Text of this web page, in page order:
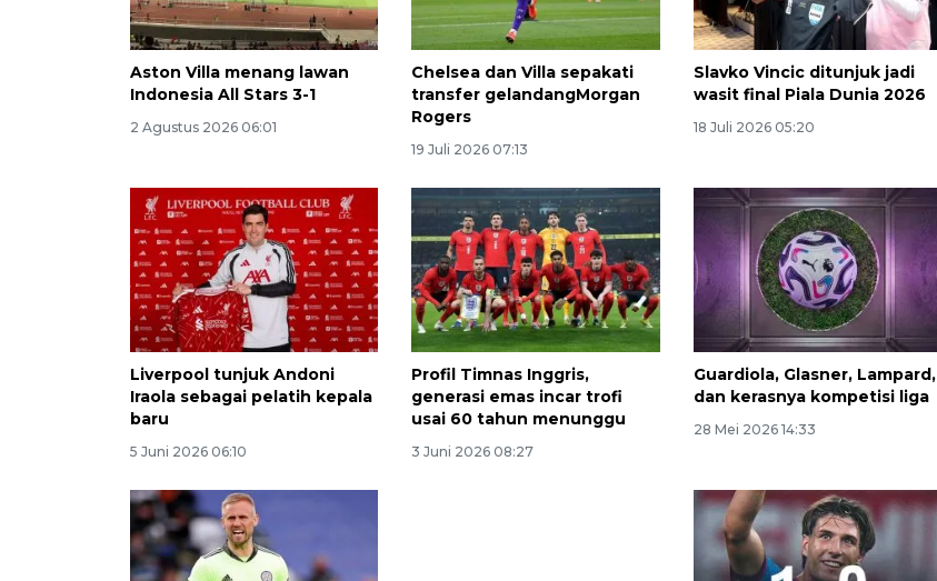
Aston Villa menang lawan
Indonesia All Stars 3-1
2 Agustus 2026 06:01
Chelsea dan Villa sepakati
transfer gelandangMorgan
Rogers
19 Juli 2026 07:13
Slavko Vincic ditunjuk jadi
wasit final Piala Dunia 2026
18 Juli 2026 05:20
Liverpool tunjuk Andoni
Iraola sebagai pelatih kepala
baru
5 Juni 2026 06:10
Profil Timnas Inggris,
generasi emas incar trofi
usai 60 tahun menunggu
3 Juni 2026 08:27
Guardiola, Glasner, Lampard,
dan kerasnya kompetisi liga
28 Mei 2026 14:33